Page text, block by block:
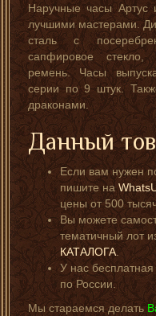
Наручные часы Артус
лучшими мастерами.
сталь с
сапфировое
ремень. Часы
серии по 9 штук.
драконами.
Данный
Если вам нужен
пишите на
цены от 500
Вы можете
тематичный лот
КАТАЛОГА.
У нас
по России.
Мы стараемся делать